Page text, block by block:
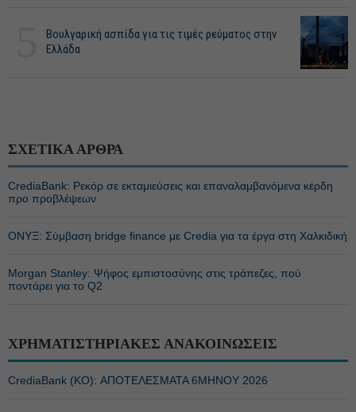
Βουλγαρική ασπίδα για τις τιμές ρεύματος στην
Ελλάδα
ΣΧΕΤΙΚΑ ΑΡΘΡΑ
CrediaBank: Ρεκόρ σε εκταμιεύσεις και επαναλαμβανόμενα κέρδη
προ προβλέψεων
ΟΝΥΞ: Σύμβαση bridge finance με Credia για τα έργα στη Χαλκιδική
Morgan Stanley: Ψήφος εμπιστοσύνης στις τράπεζες, πού
ποντάρει για το Q2
ΧΡΗΜΑΤΙΣΤΗΡΙΑΚΕΣ ΑΝΑΚΟΙΝΩΣΕΙΣ
CrediaBank (ΚΟ): ΑΠΟΤΕΛΕΣΜΑΤΑ 6ΜΗΝΟΥ 2026